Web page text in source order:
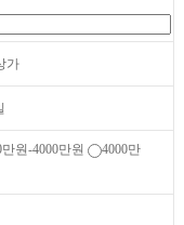
가
만원-4000만원
4000만